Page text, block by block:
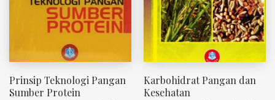
Prinsip Teknologi Pangan
Sumber Protein
Karbohidrat Pangan dan
Kesehatan